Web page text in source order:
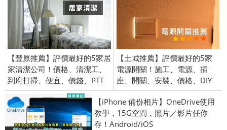
【豐原推薦】評價最好的5家居
家清潔公司！價格、清潔工、
到府打掃、便宜、價錢、PTT
【土城推薦】評價最好的5家
電源開關！施工、電源、插
座、開關、安裝、價格、DIY
【iPhone 備份相片】OneDrive使用
教學，15G空間，照片／影片任你
存！Android/iOS